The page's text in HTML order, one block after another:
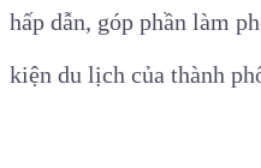
hấp dẫn, góp phần làm
kiện du lịch của thành